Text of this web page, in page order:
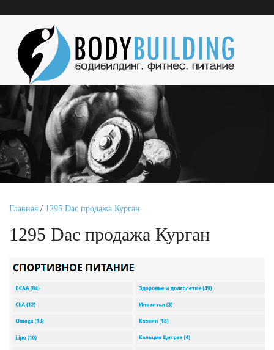
Главная / 1295 Dac продажа Курган
1295 Dac продажа Курган